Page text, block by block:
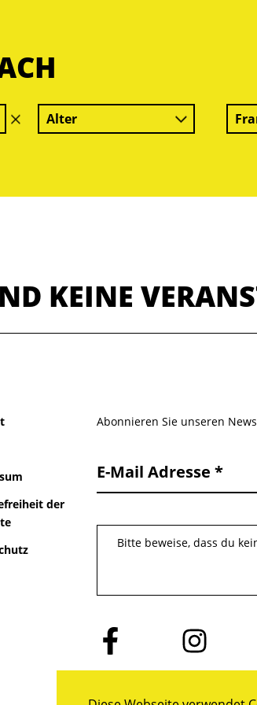
Filter
löschen
Alter
KEINE
der
Abonnieren Sie unseren
E-Mail Adresse
Bitte beweise, dass du
Folge
uns
auf
Folge
uns
auf